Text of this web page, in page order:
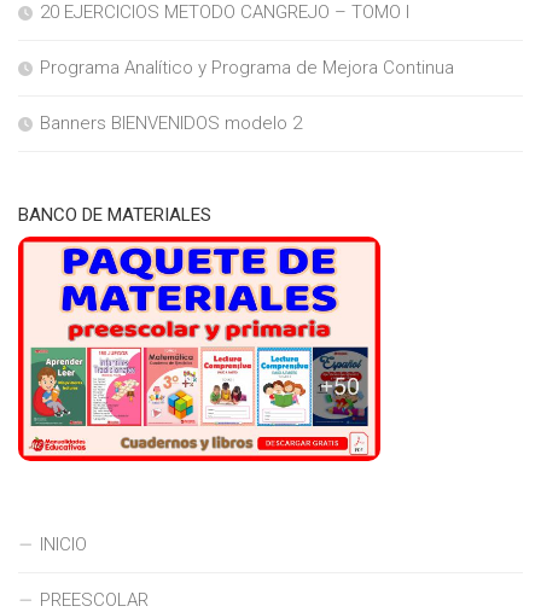
20 EJERCICIOS METODO CANGREJO – TOMO I
Programa Analítico y Programa de Mejora Continua
Banners BIENVENIDOS modelo 2
BANCO DE MATERIALES
INICIO
PREESCOLAR